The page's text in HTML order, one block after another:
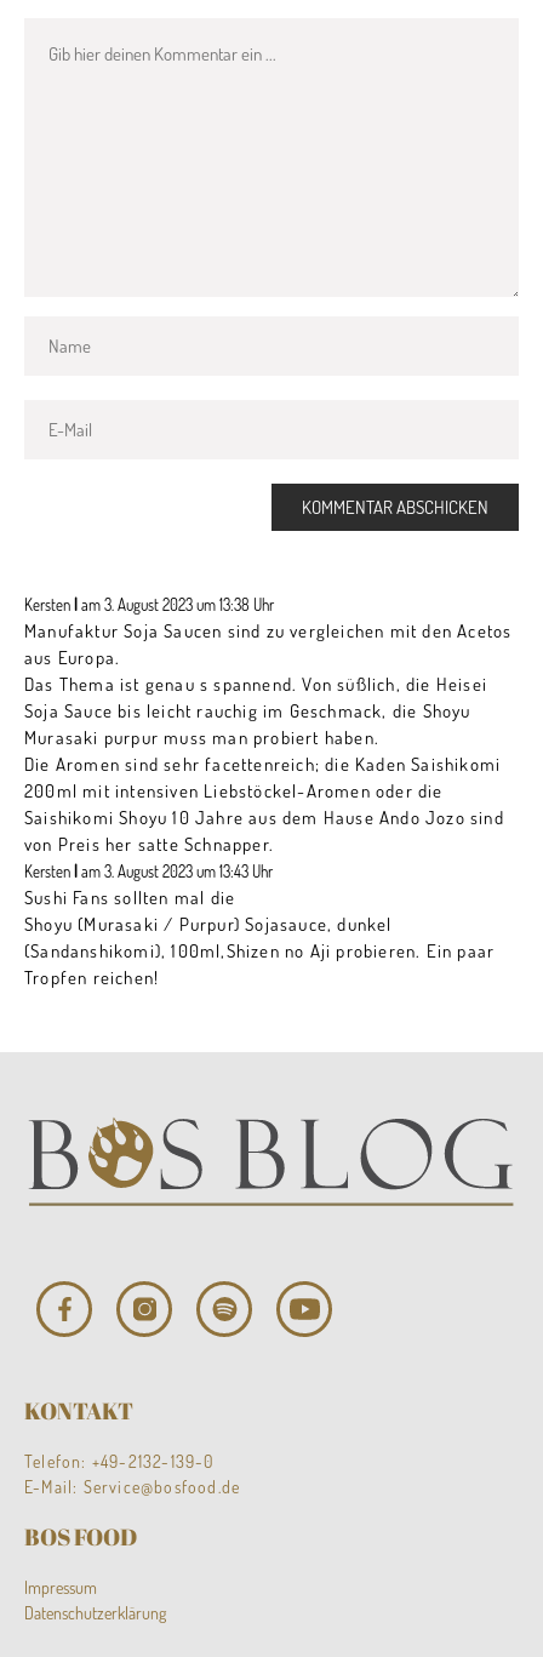
Kersten am 3. August 2023 um 13:38 Uhr
Manufaktur Soja Saucen sind zu vergleichen mit den Acetos
aus Europa.
Das Thema ist genau s spannend. Von süßlich, die Heisei
Soja Sauce bis leicht rauchig im Geschmack, die Shoyu
Murasaki purpur muss man probiert haben.
Die Aromen sind sehr facettenreich; die Kaden Saishikomi
200ml mit intensiven Liebstöckel-Aromen oder die
Saishikomi Shoyu 10 Jahre aus dem Hause Ando Jozo sind
von Preis her satte Schnapper.
Kersten am 3. August 2023 um 13:43 Uhr
Sushi Fans sollten mal die
Shoyu (Murasaki / Purpur) Sojasauce, dunkel
(Sandanshikomi), 100ml,Shizen no Aji probieren. Ein paar
Tropfen reichen!
KONTAKT
Telefon: +49-2132-139-0
E-Mail: Service@bosfood.de
BOS FOOD
Impressum
Datenschutzerklärung